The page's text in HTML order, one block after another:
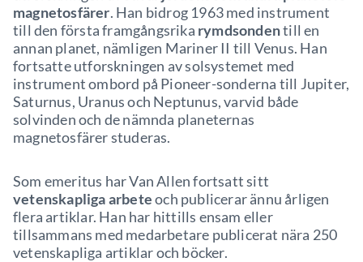
magnetosfärer. Han bidrog 1963 med instrument
till den första framgångsrika rymdsondentill en
annan planet, nämligen Mariner II till Venus. Han
fortsatte utforskningen av solsystemet med
instrument ombord på Pioneer-sonderna till Jupiter,
Saturnus, Uranus och Neptunus, varvid både
solvinden och de nämnda planeternas
magnetosfärer studeras.
Som emeritus har Van Allen fortsatt sitt
vetenskapliga arbeteoch publicerar ännu årligen
flera artiklar. Han har hittills ensam eller
tillsammans med medarbetare publicerat nära 250
vetenskapliga artiklar och böcker.